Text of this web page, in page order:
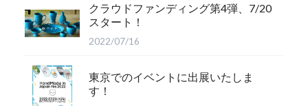
クラウドファンディング第4弾、7/20
スタート！
2022/07/16
東京でのイベントに出展いたしま
す！